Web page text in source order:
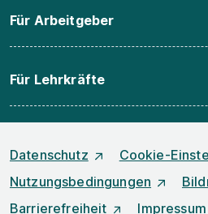
Für Arbeitgeber
Für Lehrkräfte
Datenschutz
Cookie-
Nutzungsbedingungen
Barrierefreiheit
Impressum